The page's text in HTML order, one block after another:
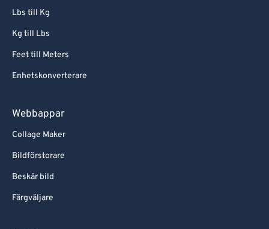
Lbs till Kg
Kg till Lbs
Feet till Meters
Enhetskonverterare
Webbappar
Collage Maker
Bildförstorare
Beskär bild
Färgväljare